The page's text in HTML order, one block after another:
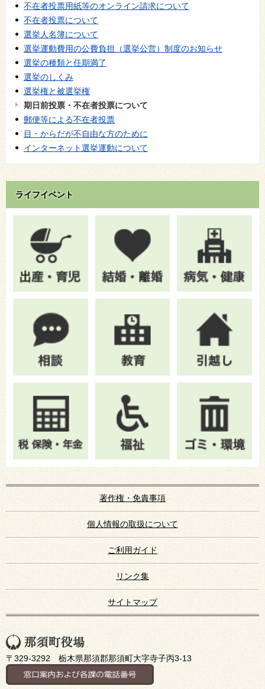
不在者投票用紙等のオンライン請求について
不在者投票について
選挙人名簿について
選挙運動費用の公費負担（選挙公営）制度のお知らせ
選挙の種類と任期満了
選挙のしくみ
選挙権と被選挙権
期日前投票・不在者投票について
郵便等による不在者投票
目・からだが不自由な方のために
インターネット選挙運動について
ライフイベント
著作権・免責事項
個人情報の取扱について
ご利用ガイド
リンク集
サイトマップ
〒329-3292 栃木県那須郡那須町大字寺子丙3-13